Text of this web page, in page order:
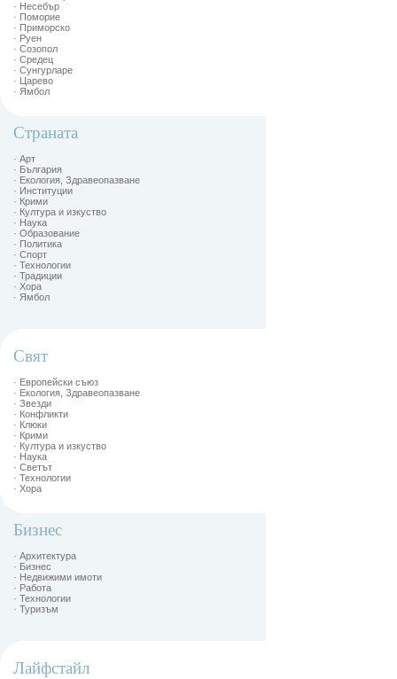
· Несебър
· Поморие
· Приморско
· Руен
· Созопол
· Средец
· Сунгурларе
· Царево
· Ямбол
Страната
· Арт
· България
· Екология, Здравеопазване
· Институции
· Крими
· Култура и изкуство
· Наука
· Образование
· Политика
· Спорт
· Технологии
· Традиции
· Хора
· Ямбол
Свят
· Европейски съюз
· Екология, Здравеопазване
· Звезди
· Конфликти
· Клюки
· Крими
· Култура и изкуство
· Наука
· Светът
· Технологии
· Хора
Бизнес
· Архитектура
· Бизнес
· Недвижими имоти
· Работа
· Технологии
· Туризъм
Лайфстайл